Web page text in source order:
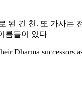
된 긴 천. 또 가사는
름들이 있다
Dharma successors